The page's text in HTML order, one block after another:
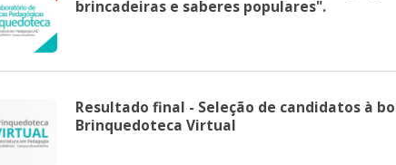
brincadeiras e saberes populares".
Resultado final - Seleção de candidatos à
Brinquedoteca Virtual